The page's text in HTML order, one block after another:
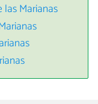
las Marianas